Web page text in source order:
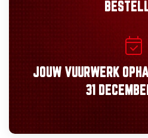
JOUW VUURWERK
31